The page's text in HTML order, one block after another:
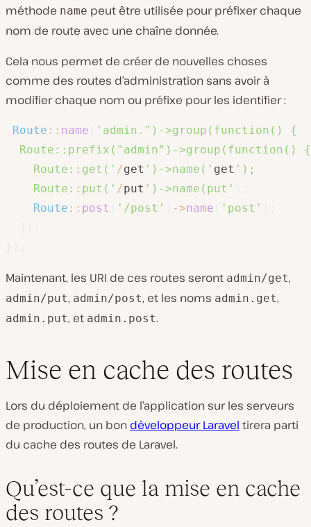
méthode name peut être utilisée pour préfixer chaque
nom de route avec une chaîne donnée.
Cela nous permet de créer de nouvelles choses
comme des routes d’administration sans avoir à
modifier chaque nom ou préfixe pour les identifier :
Route :: name
'admin.")->group(function() {
  Route::prefix("admin")->group(function() {
    Route::get('
/get ')->name(' get ');
    Route::put('
/put ')->name(put'
Route :: post '/post' ->name 'post'
Maintenant, les URI de ces routes seront admin/get,
admin/put, admin/post, et les noms admin.get,
admin.put, et admin.post.
Mise en cache des routes
Lors du déploiement de l’application sur les serveurs
de production, un bon développeur Laravel tirera parti
du cache des routes de Laravel.
Qu’est-ce que la mise en cache
des routes ?